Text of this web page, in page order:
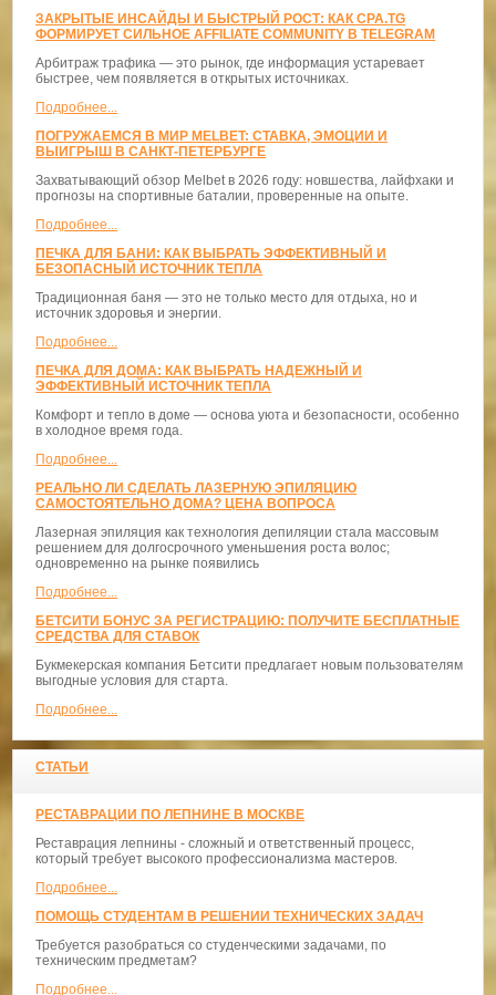
ЗАКРЫТЫЕ ИНСАЙДЫ И БЫСТРЫЙ РОСТ: КАК CPA.TG
ФОРМИРУЕТ СИЛЬНОЕ AFFILIATE COMMUNITY В TELEGRAM
Арбитраж трафика — это рынок, где информация устаревает
быстрее, чем появляется в открытых источниках.
Подробнее...
ПОГРУЖАЕМСЯ В МИР MELBET: СТАВКА, ЭМОЦИИ И
ВЫИГРЫШ В САНКТ-ПЕТЕРБУРГЕ
Захватывающий обзор Melbet в 2026 году: новшества, лайфхаки и
прогнозы на спортивные баталии, проверенные на опыте.
Подробнее...
ПЕЧКА ДЛЯ БАНИ: КАК ВЫБРАТЬ ЭФФЕКТИВНЫЙ И
БЕЗОПАСНЫЙ ИСТОЧНИК ТЕПЛА
Традиционная баня — это не только место для отдыха, но и
источник здоровья и энергии.
Подробнее...
ПЕЧКА ДЛЯ ДОМА: КАК ВЫБРАТЬ НАДЕЖНЫЙ И
ЭФФЕКТИВНЫЙ ИСТОЧНИК ТЕПЛА
Комфорт и тепло в доме — основа уюта и безопасности, особенно
в холодное время года.
Подробнее...
РЕАЛЬНО ЛИ СДЕЛАТЬ ЛАЗЕРНУЮ ЭПИЛЯЦИЮ
САМОСТОЯТЕЛЬНО ДОМА? ЦЕНА ВОПРОСА
Лазерная эпиляция как технология депиляции стала массовым
решением для долгосрочного уменьшения роста волос;
одновременно на рынке появились
Подробнее...
БЕТСИТИ БОНУС ЗА РЕГИСТРАЦИЮ: ПОЛУЧИТЕ БЕСПЛАТНЫЕ
СРЕДСТВА ДЛЯ СТАВОК
Букмекерская компания Бетсити предлагает новым пользователям
выгодные условия для старта.
Подробнее...
СТАТЬИ
РЕСТАВРАЦИИ ПО ЛЕПНИНЕ В МОСКВЕ
Реставрация лепнины - сложный и ответственный процесс,
который требует высокого профессионализма мастеров.
Подробнее...
ПОМОЩЬ СТУДЕНТАМ В РЕШЕНИИ ТЕХНИЧЕСКИХ ЗАДАЧ
Требуется разобраться со студенческими задачами, по
техническим предметам?
Подробнее...